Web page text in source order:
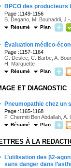
BPCO des producteurs
Page :1149-1156
B. Degano, M. Bouhaddi,
Résumé Plan
Évaluation médico-
Page :1157-1164
G. Deslee, C. Barbe, A.
H. Marquette
Résumé Plan
ET DIAGNOSTIC
Pneumopathie chez un
Page :1165-1168
F. Chermiti Ben Abdallah,
Résumé Plan
À LA
L’utilisation des β2-
sans danger dans